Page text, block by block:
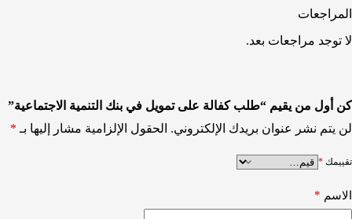
المراجعات
لا توجد مراجعات بعد.
كن أول من يقيم “طلب كفالة على تمويل في بنك التنمية الاجتماعية”
لن يتم نشر عنوان بريدك الإلكتروني. الحقول الإلزامية مشار إليها بـ *
تقييمك *
الاسم *